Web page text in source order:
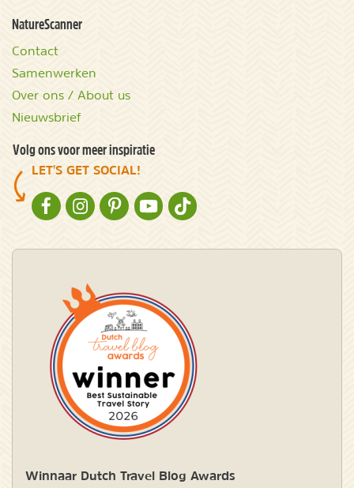
NatureScanner
Contact
Samenwerken
Over ons / About us
Nieuwsbrief
Volg ons voor meer inspiratie
LET'S GET SOCIAL!
NATURESCANNER OP FACEBOOK
NATURESCANNER OP INSTAGRAM
NATURESCANNER OP PINTEREST
NATURESCANNER OP YOUTUBE
NATURESCANNER OP TIKTOK
Winnaar Dutch Travel Blog Awards